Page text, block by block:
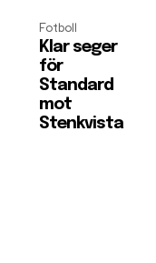
Fotboll
Klar seger
för
Standard
mot
Stenkvista